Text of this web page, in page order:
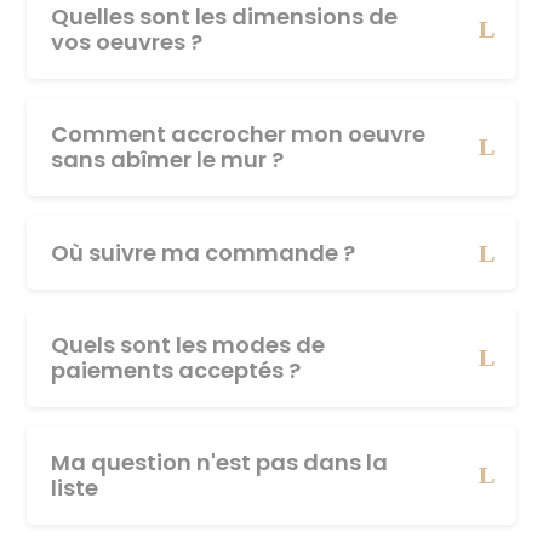
Quelles sont les dimensions de
vos oeuvres ?
Comment accrocher mon oeuvre
sans abîmer le mur ?
Où suivre ma commande ?
Quels sont les modes de
paiements acceptés ?
Ma question n'est pas dans la
liste